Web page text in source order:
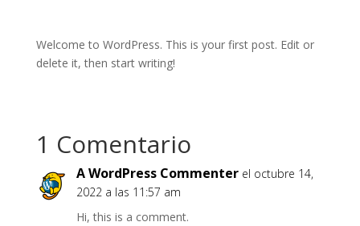
Welcome to WordPress. This is your first post. Edit or
delete it, then start writing!
1 Comentario
A WordPress Commenter el octubre 14,
2022 a las 11:57 am
Hi, this is a comment.